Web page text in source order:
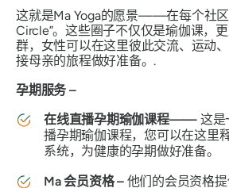
这就是Ma Yoga的愿景——在每个社区
Circle”。这些圈子不仅仅是瑜伽课，
群，女性可以在这里彼此交流、运动
接母亲的旅程做好准备。.
孕期服务 –
在线直播孕期瑜伽课程—— 这是
播孕期瑜伽课程，您可以在这里
系统，为健康的孕期做好准备。
Ma 会员资格 – 他们的会员资格